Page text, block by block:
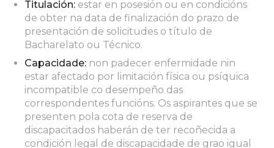
Titulación: estar en posesión ou en condicións
de obter na data de finalización do prazo de
presentación de solicitudes o título de
Bacharelato ou Técnico.
Capacidade: non padecer enfermidade nin
estar afectado por limitación física ou psíquica
incompatible co desempeño das
correspondentes funcións. Os aspirantes que se
presenten pola cota de reserva de
discapacitados haberán de ter recoñecida a
condición legal de discapacidade de grao igual